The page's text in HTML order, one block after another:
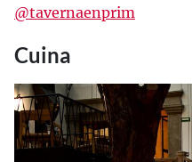
@tavernaenprim
Cuina